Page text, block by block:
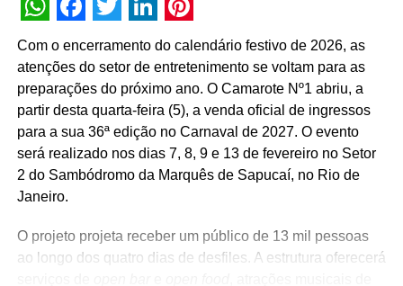
A estratégia de divulgação da campanha engloba
peças deOut of Home(OOH) e ações com
influenciadores digitais, reforçando o posicionamento do
banco na transformação digital do setor financeiro.
WhatsApp
Facebook
Twitter
LinkedIn
Pinterest
Com o encerramento do calendário festivo de 2026, as
atenções do setor de entretenimento se voltam para as
preparações do próximo ano. O Camarote Nº1 abriu, a
partir desta quarta-feira (5), a venda oficial de ingressos
para a sua 36ª edição no Carnaval de 2027. O evento
será realizado nos dias 7, 8, 9 e 13 de fevereiro no Setor
2 do Sambódromo da Marquês de Sapucaí, no Rio de
Janeiro.
O projeto projeta receber um público de 13 mil pessoas
ao longo dos quatro dias de desfiles. A estrutura oferecerá